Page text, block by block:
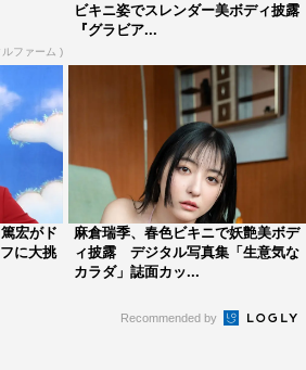
ファーム )
ビキニ姿でスレンダー美ボディ披露
『グラビア...
宏がド
に大挑
麻倉瑞季、春色ビキニで妖艶美ボデ
ィ披露 デジタル写真集「生意気な
カラダ」誌面カッ...
Recommended by